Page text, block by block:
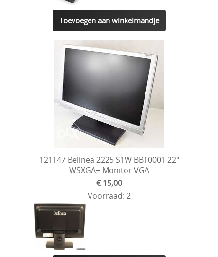
Toevoegen aan winkelmandje
121147 Belinea 2225 S1W BB10001 22"
WSXGA+ Monitor VGA
€ 15,00
Voorraad: 2